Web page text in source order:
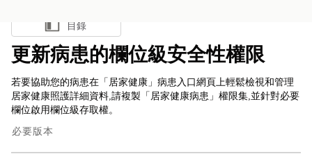
顯示目錄
目錄
更新病患的欄位級安全性權限
若要協助您的病患在「居家健康」病患入口網頁上輕鬆檢視和管理
居家健康照護詳細資料,請複製「居家健康病患」權限集,並針對必要
欄位啟用欄位級存取權。
必要版本